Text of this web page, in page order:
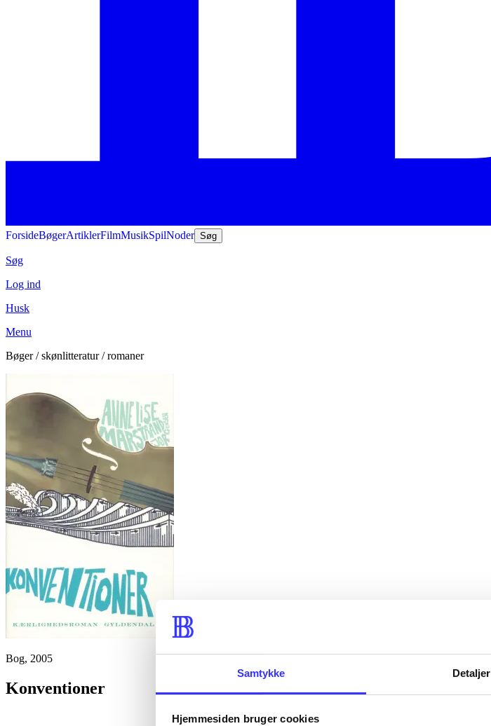
Samtykke Detaljer
Hjemmesiden bruger cookies
ForsideBøgerArtiklerFilmMusikSpilNoder Søg
Søg
Log ind
Husk
Menu
Bøger / skønlitteratur / romaner
Bog, 2005
Konventioner